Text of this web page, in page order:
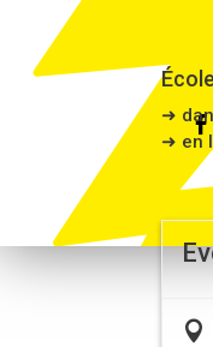
L’AFFAIRE
➜
➜ en
